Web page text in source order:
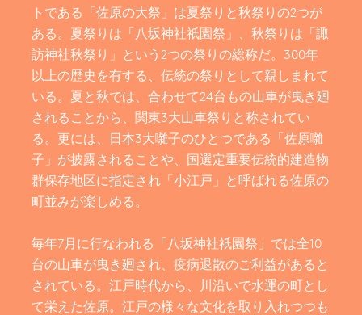
トである「佐原の大祭」は夏祭りと秋祭りの2つが
ある。夏祭りは「八坂神社祇園祭」、秋祭りは「諏
訪神社秋祭り」という2つの祭りの総称だ。300年
以上の歴史を有する、伝統の祭りとして親しまれて
いる。夏と秋では、合わせて24台もの山車が曳き廻
されることから、関東3大山車祭りと称されてい
る。更には、日本3大囃子のひとつである「佐原囃
子」が披露されることや、国選定重要伝統的建造物
群保存地区に指定され「小江戸」と呼ばれる佐原の
町並みが楽しめる。
毎年7月に行なわれる「八坂神社祇園祭」では全10
台の山車が曳き廻され、疫病退散のご利益があると
されている。江戸時代から、川沿いで水運の町とし
て栄えた佐原。江戸の様々な文化を取り入れつつも